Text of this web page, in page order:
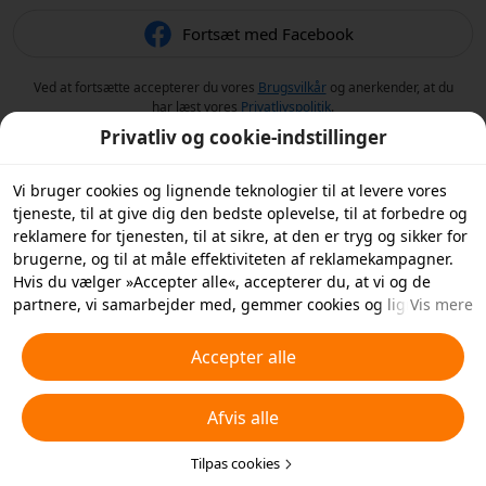
Fortsæt med Facebook
Ved at fortsætte accepterer du vores Brugsvilkårog anerkender, at du
har læst vores Privatlivspolitik.
Privatliv og cookie-indstillinger
Vi bruger cookies og lignende teknologier til at levere vores
tjeneste, til at give dig den bedste oplevelse, til at forbedre og
reklamere for tjenesten, til at sikre, at den er tryg og sikker for
brugerne, og til at måle effektiviteten af reklamekampagner.
Hvis du vælger »Accepter alle«, accepterer du, at vi og de
partnere, vi samarbejder med, gemmer cookies og lignende
»Afvise alle« ikke-essentielle cookies eller vælge, hvilke typer
cookies du vil acceptere eller deaktivere, ved at klikke på
»Tilpas cookies« nedenfor eller når som helst i dine
privatlivsindstillinger. For flere detaljer, se vores
cookies og lignende teknologier.
Vis mere
Accepter alle
Afvis alle
Tilpas cookies